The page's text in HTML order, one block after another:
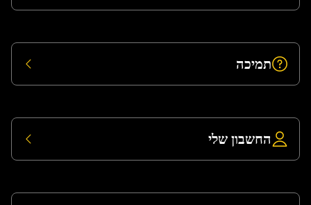
תמיכה
החשבון שלי